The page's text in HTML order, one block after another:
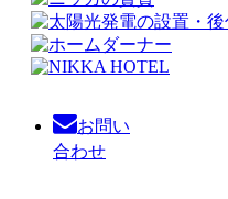
お問い
合わせ